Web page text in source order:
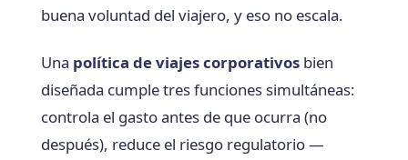
buena voluntad del viajero, y eso no escala.
Una política de viajes corporativos bien
diseñada cumple tres funciones simultáneas:
controla el gasto antes de que ocurra (no
después), reduce el riesgo regulatorio —